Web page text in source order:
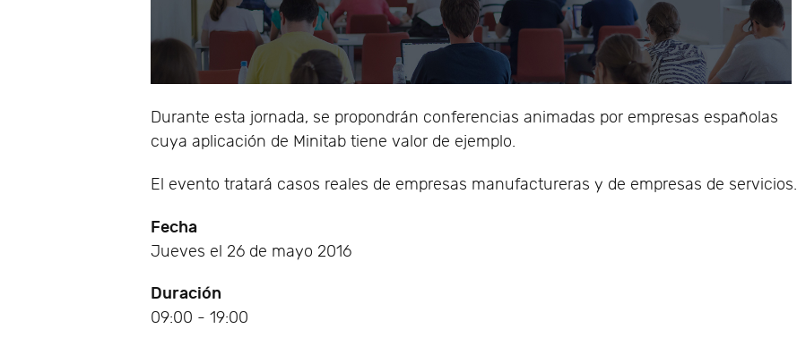
Durante esta jornada, se propondrán conferencias animadas por empresas españolas
cuya aplicación de Minitab tiene valor de ejemplo.
El evento tratará casos reales de empresas manufactureras y de empresas de servicios.
Fecha
Jueves el 26 de mayo 2016
Duración
09:00 - 19:00